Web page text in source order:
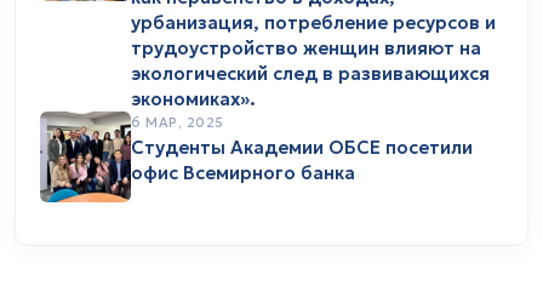
урбанизация, потребление ресурсов и
трудоустройство женщин влияют на
экологический след в развивающихся
экономиках».
6 МАР, 2025
Студенты Академии ОБСЕ посетили
офис Всемирного банка